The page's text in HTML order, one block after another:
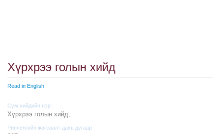
Хүрхрээ голын хийд
Read in English
Сүм хийдийн нэр :
Хүрхрээ голын хийд,
Ринченгийн жагсаалт дахь дугаар :